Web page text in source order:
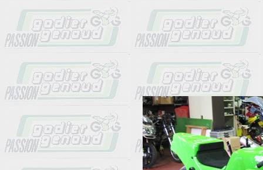
A qui est-t-elle